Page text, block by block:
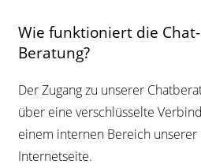
Wie funktioniert die Chat-
Beratung?
Der Zugang zu unserer
über eine verschlüsselte
einem internen Bereich unserer
Internetseite.